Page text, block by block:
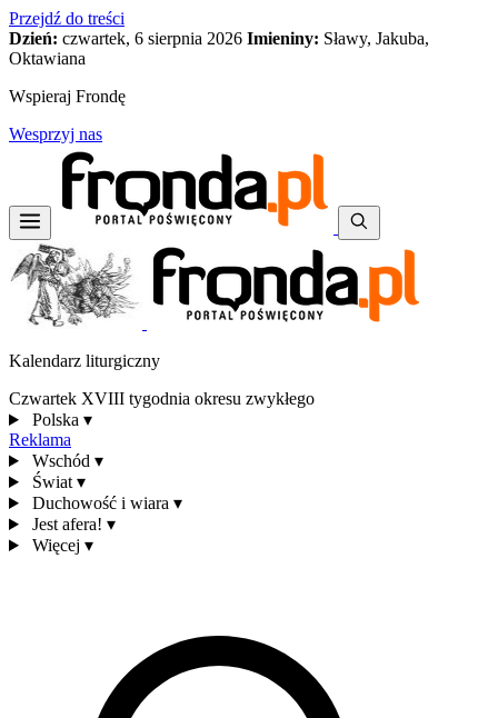
Przejdź do treści
Dzień: czwartek, 6 sierpnia 2026 Imieniny: Sławy, Jakuba,
Oktawiana
Wspieraj Frondę
Wesprzyj nas
Kalendarz liturgiczny
Czwartek XVIII tygodnia okresu zwykłego
Polska ▾
Reklama
Wschód ▾
Świat ▾
Duchowość i wiara ▾
Jest afera! ▾
Więcej ▾